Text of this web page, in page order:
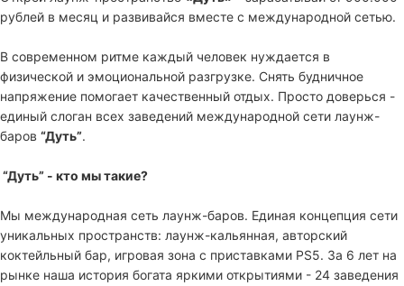
рублей в месяц и развивайся вместе с международной сетью.
В современном ритме каждый человек нуждается в
физической и эмоциональной разгрузке. Снять будничное
напряжение помогает качественный отдых. Просто доверься -
единый слоган всех заведений международной сети лаунж-
баров “Дуть”.
“Дуть” - кто мы такие?
Мы международная сеть лаунж-баров. Единая концепция сети
уникальных пространств: лаунж-кальянная, авторский
коктейльный бар, игровая зона с приставками PS5. За 6 лет на
рынке наша история богата яркими открытиями - 24 заведения